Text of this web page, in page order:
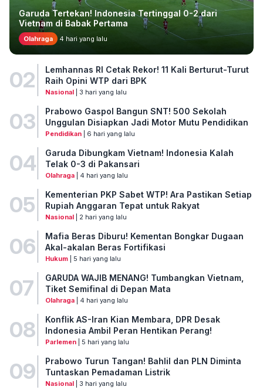
Garuda Tertekan! Indonesia Tertinggal 0-2 dari
Vietnam di Babak Pertama
Olahraga 4 hari yang lalu
02
Lemhannas RI Cetak Rekor! 11 Kali Berturut-Turut
Raih Opini WTP dari BPK
Nasional| 3 hari yang lalu
03
Prabowo Gaspol Bangun SNT! 500 Sekolah
Unggulan Disiapkan Jadi Motor Mutu Pendidikan
Pendidikan| 6 hari yang lalu
04
Garuda Dibungkam Vietnam! Indonesia Kalah
Telak 0-3 di Pakansari
Olahraga| 4 hari yang lalu
05
Kementerian PKP Sabet WTP! Ara Pastikan Setiap
Rupiah Anggaran Tepat untuk Rakyat
Nasional| 2 hari yang lalu
06
Mafia Beras Diburu! Kementan Bongkar Dugaan
Akal-akalan Beras Fortifikasi
Hukum| 5 hari yang lalu
07
GARUDA WAJIB MENANG! Tumbangkan Vietnam,
Tiket Semifinal di Depan Mata
Olahraga| 4 hari yang lalu
08
Konflik AS-Iran Kian Membara, DPR Desak
Indonesia Ambil Peran Hentikan Perang!
Parlemen| 5 hari yang lalu
09
Prabowo Turun Tangan! Bahlil dan PLN Diminta
Tuntaskan Pemadaman Listrik
Nasional| 3 hari yang lalu